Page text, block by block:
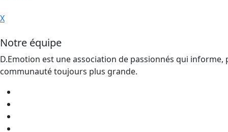
X
Notre équipe
D.Emotion est une association de passionnés qui
communauté toujours plus grande.